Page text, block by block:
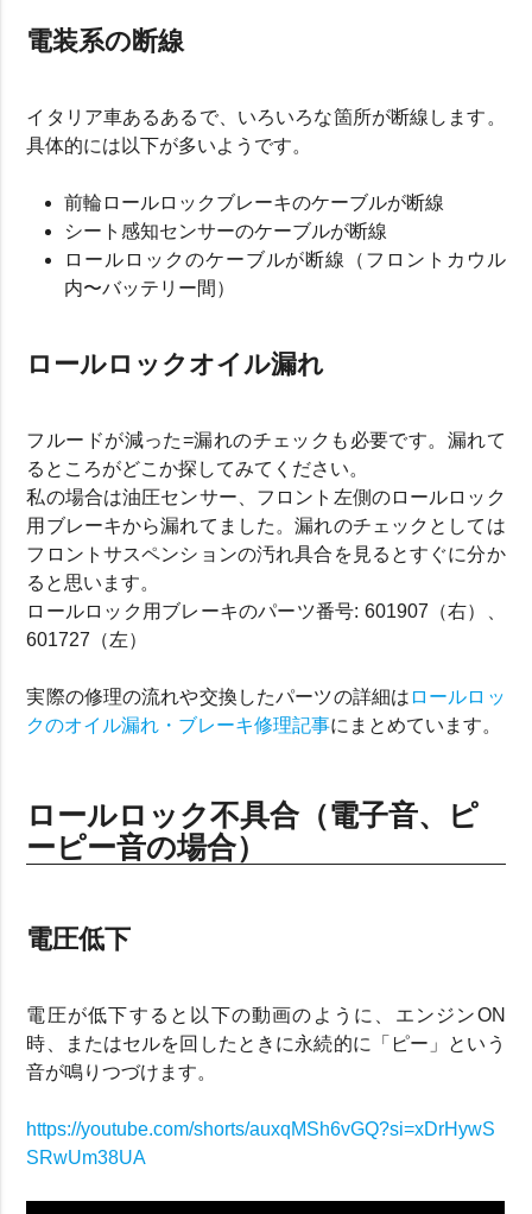
電装系の断線
イタリア車あるあるで、いろいろな箇所が断線します。
具体的には以下が多いようです。
前輪ロールロックブレーキのケーブルが断線
シート感知センサーのケーブルが断線
ロールロックのケーブルが断線（フロントカウル
内〜バッテリー間）
ロールロックオイル漏れ
フルードが減った=漏れのチェックも必要です。漏れて
るところがどこか探してみてください。
私の場合は油圧センサー、フロント左側のロールロック
用ブレーキから漏れてました。漏れのチェックとしては
フロントサスペンションの汚れ具合を見るとすぐに分か
ると思います。
ロールロック用ブレーキのパーツ番号: 601907（右）、
601727（左）
実際の修理の流れや交換したパーツの詳細は ロールロッ
クのオイル漏れ・ブレーキ修理記事にまとめています。
ロールロック不具合（電子音、ピ
ーピー音の場合）
電圧低下
電圧が低下すると以下の動画のように、エンジンON
時、またはセルを回したときに永続的に「ピー」という
音が鳴りつづけます。
https://youtube.com/shorts/auxqMSh6vGQ?si=xDrHywS
SRwUm38UA